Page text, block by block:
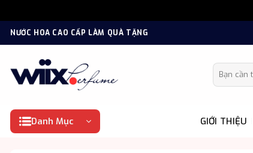
qua
dung
NƯỚC HOA CAO CẤP LÀM QUÀ TẶNG
Tìm kiếm:
Danh Mục GIỚI THIỆU